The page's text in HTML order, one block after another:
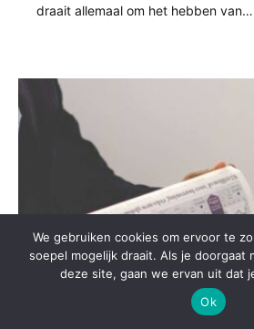
draait allemaal om het hebben van…
We gebruiken cookies om ervoor te
soepel mogelijk draait. Als je doorgaat
deze site, gaan we ervan uit dat
Ok